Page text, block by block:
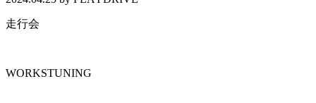
走行会
WORKSTUNING